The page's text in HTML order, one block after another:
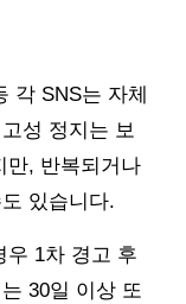
각 SNS는 자체
성 정지는 보
만, 반복되거나
있습니다.
우 1차 경고 후
30일 이상 또